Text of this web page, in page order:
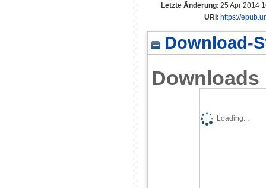
Letzte Änderung: 25 Apr 2014
URI: https://
Download-
Downloads
Loading...